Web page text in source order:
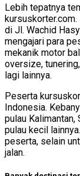
Lebih tepatnya
di Jl. Wachid
mengajari para
mekanik motor
oversize,
lagi lainnya.
Peserta
Indonesia.
pulau Kalimantan,
pulau kecil
peserta, selain
jalan.